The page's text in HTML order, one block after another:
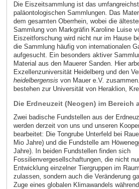
Die Eiszeitsammlung ist das
paläontologischen Sammlungen. Das
dem gesamten Oberrhein, wobei die
Sammlung von Markgräfin Karoline Luise
Eiszeitforschung wird nicht nur im Hause
die Sammlung häufig von internationalen
aufgesucht. Ein besonders aktiver
Material aus den Mauerer Sanden. Hier
Exzellenzuniversität Heidelberg und den
heidelbergensis von Mauer e.V.
bestehen zur Universität von Heraklion,
Die Erdneuzeit (Neogen) im Bereich
Zwei badische Fundstellen aus der
werden derzeit von uns und unseren
bearbeitet: Die Tongrube Unterfeld bei
Mio Jahre) und die Fundstelle am
Jahre). In beiden Fundstellen finden sich
Fossilienvergesellschaftungen, die nicht
Entwicklung einzelner Tiergruppen im
zulassen, sondern auch die Veränderung
Zuge eines globalen Klimawandels